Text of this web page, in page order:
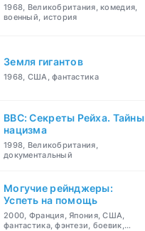
1968, Великобритания, комедия,
военный, история
Земля гигантов
1968, США, фантастика
BBC: Секреты Рейха. Тайны
нацизма
1998, Великобритания,
документальный
Могучие рейнджеры:
Успеть на помощь
2000, Франция, Япония, США,
фантастика, фэнтези, боевик,